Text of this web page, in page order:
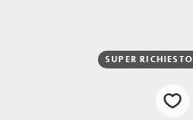
SUPER RICHIESTO